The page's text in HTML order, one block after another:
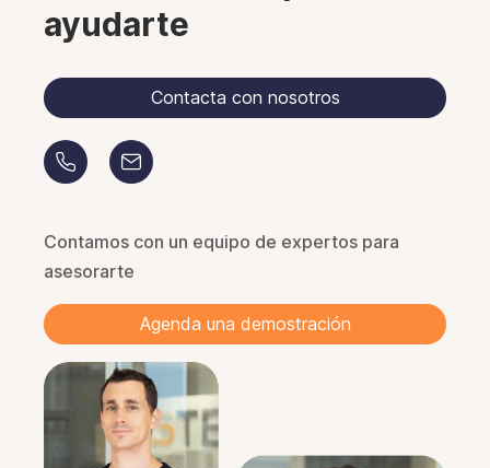
ayudarte
Contacta con nosotros
Contamos con un equipo de expertos para
asesorarte
Agenda una demostración